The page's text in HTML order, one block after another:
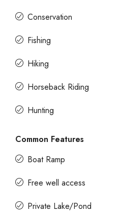
Conservation
Fishing
Hiking
Horseback Riding
Hunting
Common Features
Boat Ramp
Free well access
Private Lake/Pond